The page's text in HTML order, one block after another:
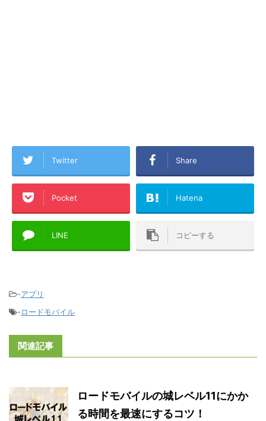
Twitter Share
Pocket Hatena
LINE コピーする
-アプリ
-ロードモバイル
関連記事
ロードモバイルの城レベル11にかか
る時間を最速にするコツ！